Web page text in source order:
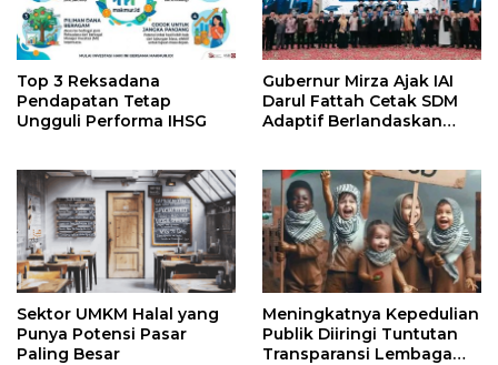
Top 3 Reksadana
Pendapatan Tetap
Ungguli Performa IHSG
Gubernur Mirza Ajak IAI
Darul Fattah Cetak SDM
Adaptif Berlandaskan
Sektor UMKM Halal yang
Punya Potensi Pasar
Paling Besar
Meningkatnya Kepedulian
Publik Diiringi Tuntutan
Transparansi Lembaga